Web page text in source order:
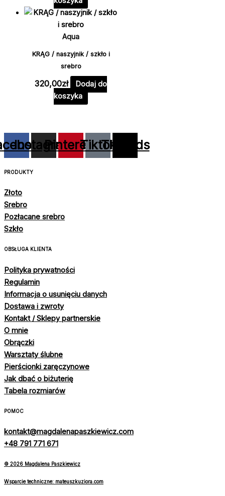
Aqua
KRĄG / naszyjnik / szkło i
srebro
320,00zł
Dodaj do
koszyka
Instagram
Pinterest
TiktokThreads
PRODUKTY
Złoto
Srebro
Pozłacane srebro
Szkło
OBSŁUGA KLIENTA
Polityka prywatności
Regulamin
Informacja o usunięciu danych
Dostawa i zwroty
Kontakt / Sklepy partnerskie
O mnie
Obrączki
Warsztaty ślubne
Pierścionki zaręczynowe
Jak dbać o biżuterię
Tabela rozmiarów
POMOC
kontakt@magdalenapaszkiewicz.com
+48 791 771 671
© 2026 Magdalena Paszkiewicz
Wsparcie techniczne: mateuszkuziora.com